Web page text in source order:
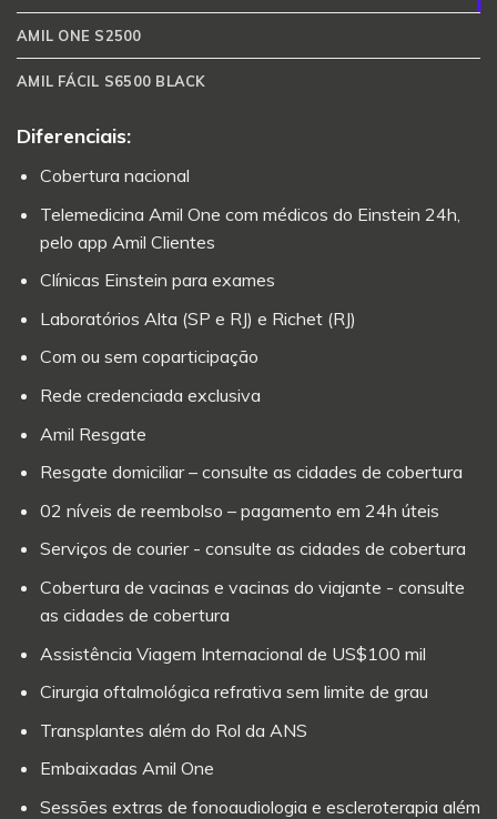
AMIL ONE S2500
AMIL FÁCIL S6500 BLACK
Diferenciais:
Cobertura nacional
Telemedicina Amil One com médicos do Einstein 24h,
pelo app Amil Clientes
Clínicas Einstein para exames
Laboratórios Alta (SP e RJ) e Richet (RJ)
Com ou sem coparticipação
Rede credenciada exclusiva
Amil Resgate
Resgate domiciliar – consulte as cidades de cobertura
02 níveis de reembolso – pagamento em 24h úteis
Serviços de courier - consulte as cidades de cobertura
Cobertura de vacinas e vacinas do viajante - consulte
as cidades de cobertura
Assistência Viagem Internacional de US$100 mil
Cirurgia oftalmológica refrativa sem limite de grau
Transplantes além do Rol da ANS
Embaixadas Amil One
Sessões extras de fonoaudiologia e escleroterapia além